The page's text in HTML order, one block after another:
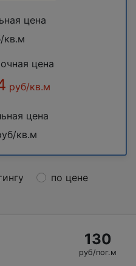
цена
кв.м
цена
руб/кв.м
цена
кв.м
по цене
130
руб/пог.м